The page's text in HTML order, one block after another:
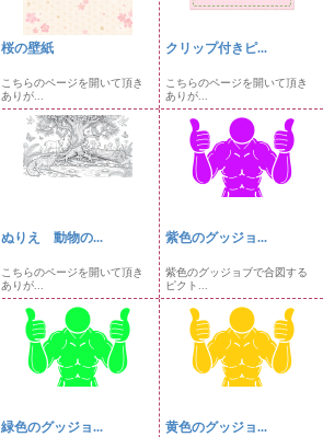
桜の壁紙
こちらのページを開いて頂き
ありが...
クリップ付きピ...
こちらのページを開いて頂き
ありが...
ぬりえ 動物の...
こちらのページを開いて頂き
ありが...
紫色のグッジョ...
紫色のグッジョブで合図する
ピクト...
緑色のグッジョ... 黄色のグッジョ...